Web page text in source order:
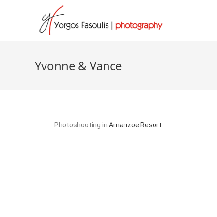
Yvonne & Vance
Photoshooting in Amanzoe Resort